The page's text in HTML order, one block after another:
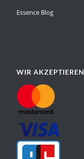
Essence Blog
WIR AKZEPTIEREN